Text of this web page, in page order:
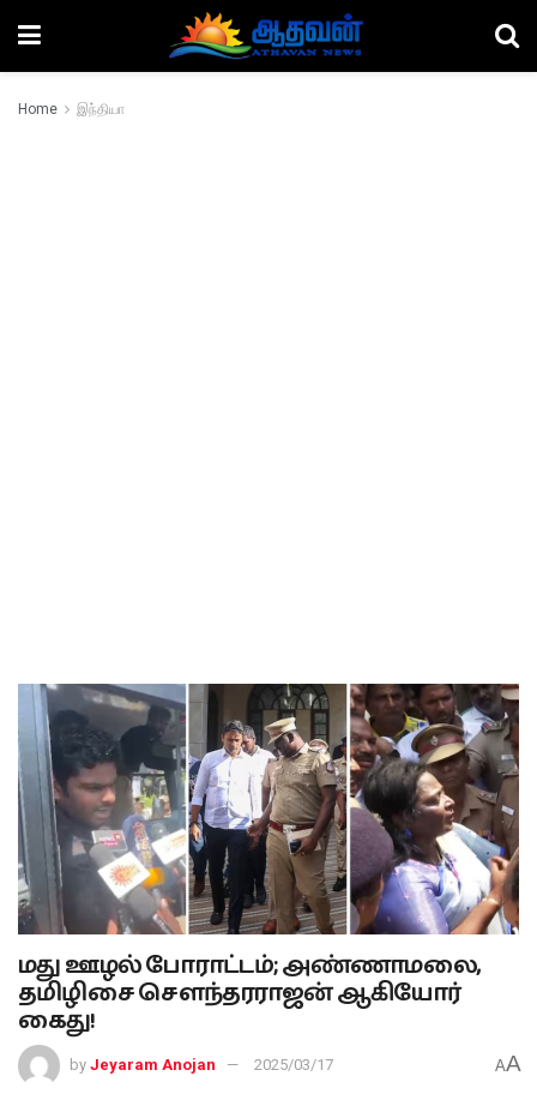
Home இந்தியா
மது ஊழல் போராட்டம்; அண்ணாமலை,
தமிழிசை சௌந்தரராஜன் ஆகியோர்
கைது!
by Jeyaram Anojan 2025/03/17 AA